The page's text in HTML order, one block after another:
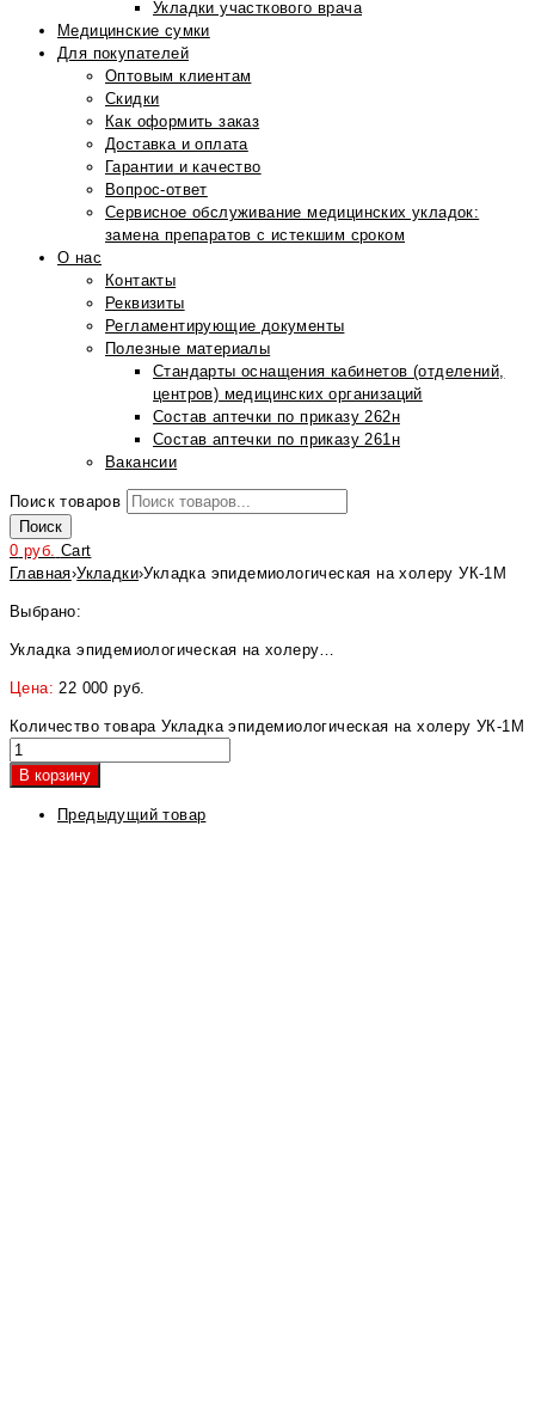
Укладки участкового врача
Медицинские сумки
Для покупателей
Оптовым клиентам
Скидки
Как оформить заказ
Доставка и оплата
Гарантии и качество
Вопрос-ответ
Сервисное обслуживание медицинских укладок:
замена препаратов с истекшим сроком
О нас
Контакты
Реквизиты
Регламентирующие документы
Полезные материалы
Стандарты оснащения кабинетов (отделений,
центров) медицинских организаций
Состав аптечки по приказу 262н
Состав аптечки по приказу 261н
Вакансии
Поиск товаров
Поиск
0 руб. Cart
Главная›Укладки›Укладка эпидемиологическая на холеру УК-1М
Выбрано:
Укладка эпидемиологическая на холеру…
Цена:22 000 руб.
Количество товара Укладка эпидемиологическая на холеру УК-1М
В корзину
Предыдущий товар